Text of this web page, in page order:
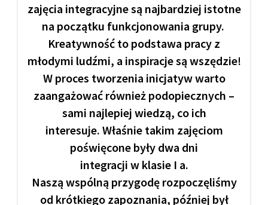
zajęcia integracyjne są najbardziej istotne
na początku funkcjonowania grupy.
Kreatywność to podstawa pracy z
młodymi ludźmi, a inspiracje są wszędzie!
W proces tworzenia inicjatyw warto
zaangażować również podopiecznych –
sami najlepiej wiedzą, co ich
interesuje. Właśnie takim zajęciom
poświęcone były dwa dni
integracji w klasie I a.
Naszą wspólną przygodę rozpoczęliśmy
od krótkiego zapoznania, później był